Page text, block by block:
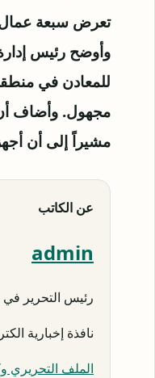
تعرض سبعة
وأوضح رئيس
للمعادن في
مجهول. وأضاف أن
مشيراً إلى أن
عن الكاتب
admin
رئيس التحرير في
نافذة إخبارية
الملف التحريري